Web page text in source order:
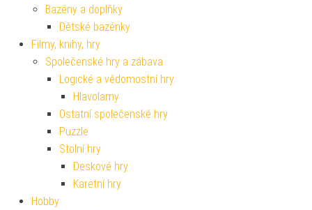
Bazény a doplňky
Dětské bazénky
Filmy, knihy, hry
Společenské hry a zábava
Logické a vědomostní hry
Hlavolamy
Ostatní společenské hry
Puzzle
Stolní hry
Deskové hry
Karetní hry
Hobby